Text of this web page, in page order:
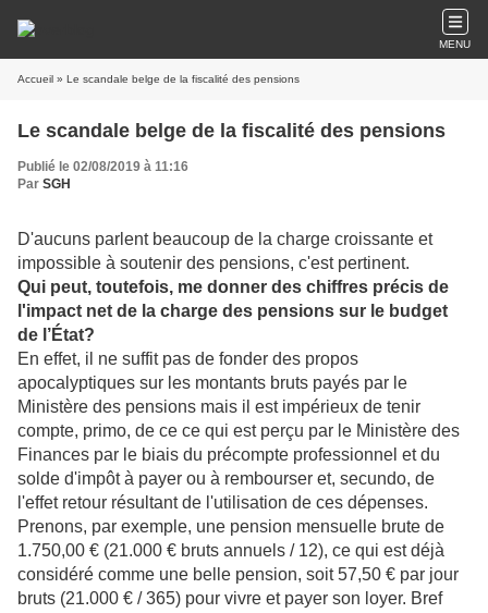
MENU
Accueil » Le scandale belge de la fiscalité des pensions
Le scandale belge de la fiscalité des pensions
Publié le 02/08/2019 à 11:16
Par SGH
D'aucuns parlent beaucoup de la charge croissante et
impossible à soutenir des pensions, c'est pertinent.
Qui peut, toutefois, me donner des chiffres précis de
l'impact net de la charge des pensions sur le budget
de l’État?
En effet, il ne suffit pas de fonder des propos
apocalyptiques sur les montants bruts payés par le
Ministère des pensions mais il est impérieux de tenir
compte, primo, de ce ce qui est perçu par le Ministère des
Finances par le biais du précompte professionnel et du
solde d'impôt à payer ou à rembourser et, secundo, de
l'effet retour résultant de l'utilisation de ces dépenses.
Prenons, par exemple, une pension mensuelle brute de
1.750,00 € (21.000 € bruts annuels / 12), ce qui est déjà
considéré comme une belle pension, soit 57,50 € par jour
bruts (21.000 € / 365) pour vivre et payer son loyer. Bref